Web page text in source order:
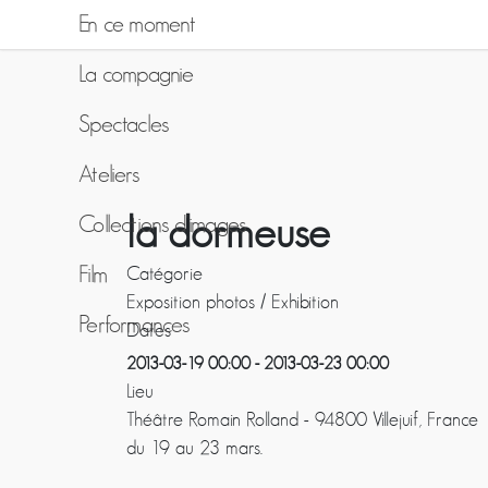
En ce moment
La compagnie
Spectacles
Ateliers
Collections d'images
Film
Performances
la dormeuse
Catégorie
Exposition photos / Exhibition
Dates
2013-03-19 00:00- 2013-03-23 00:00
Lieu
Théâtre Romain Rolland - 94800 Villejuif, France
du 19 au 23 mars.